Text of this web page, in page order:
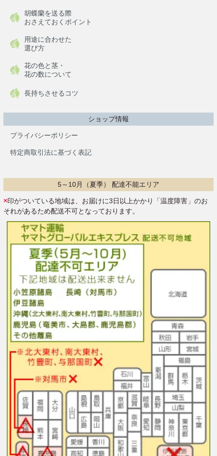
胡蝶蘭を送る際
おさえておくポイント
用途に合わせた
選び方
花の色と茎・
花の数について
長持ちさせるコツ
ショップ情報
プライバシーポリシー
特定商取引法に基づく表記
5～10月（夏季） 配達不能エリア
×印がついている地域は、お届けに3日以上かかり「温度障害」のお
それがあるため配送不可となっております。